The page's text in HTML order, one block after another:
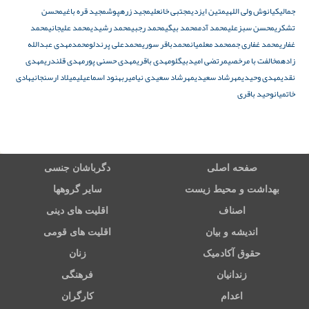
جمالیکیانوش ولی اللهیمتین ایزدیمجتبی خانعلیمجید زرهپوشمجید قره باغیمحسن
تشکریمحسن سبزعلیمحمد آدممحمد بیگیمحمد رجبیمحمد رشیدیمحمد علیجانیمحمد
غفاریمحمد غفاری جممحمد معلمیانمحمدباقر سوریمحمدعلی پرندلومحمدمهدی عبدالله
زادهمخالفت با مرخصیمرتضی امیدبیگلومهدی باقریمهدی حسنی پورمهدی قلندریمهدی
نقدیمهدی وحیدیمهرشاد سعیدیمهرشاد سعیدی نیامیربهنود اسماعیلیمیلاد ارسنجانیهادی
خاتمیانوحید باقری
صفحه اصلی دگرباشان جنسی
بهداشت و محیط زیست سایر گروهها
اصناف اقلیت های دینی
اندیشه و بیان اقلیت های قومی
حقوق آکادمیک زنان
زندانیان فرهنگی
اعدام کارگران